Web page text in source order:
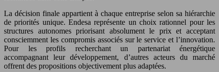
La décision finale appartient à chaque entreprise selon sa hiérarchie
de priorités unique. Endesa représente un choix rationnel pour les
structures autonomes priorisant absolument le prix et acceptant
consciemment les compromis associés sur le service et l’innovation.
Pour les profils recherchant un partenariat énergétique
accompagnant leur développement, d’autres acteurs du marché
offrent des propositions objectivement plus adaptées.